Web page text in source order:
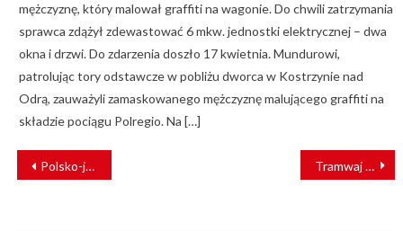
mężczyznę, który malował graffiti na wagonie. Do chwili zatrzymania
sprawca zdążył zdewastować 6 mkw. jednostki elektrycznej – dwa
okna i drzwi. Do zdarzenia doszło 17 kwietnia. Mundurowi,
patrolując tory odstawcze w pobliżu dworca w Kostrzynie nad
Odrą, zauważyli zamaskowanego mężczyznę malującego graffiti na
składzie pociągu Polregio. Na […]
NAWIGACJA
WPISU
Polsko-japońskie rozmowy o współpracy w zakresie kolei i CPK Tramwaj Tampere Ratikka wyjedzie na fińskie tory